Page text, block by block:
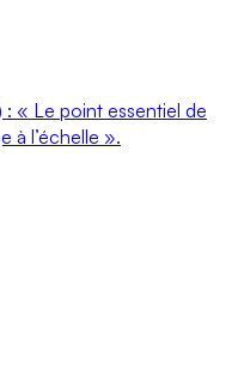
« Le point essentiel de
à l’échelle ».